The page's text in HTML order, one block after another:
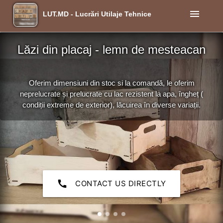
LUT.MD - Lucrări Utilaje Tehnice menu
call CONTACT US DIRECTLY
Lăzi din placaj - lemn de mesteacan
Oferim dimensiuni din stoc si la comandă, le oferim
neprelucrate și prelucrate cu lac rezistent la apa, îngheț (
condiții extreme de exterior), lăcuirea în diverse variații.